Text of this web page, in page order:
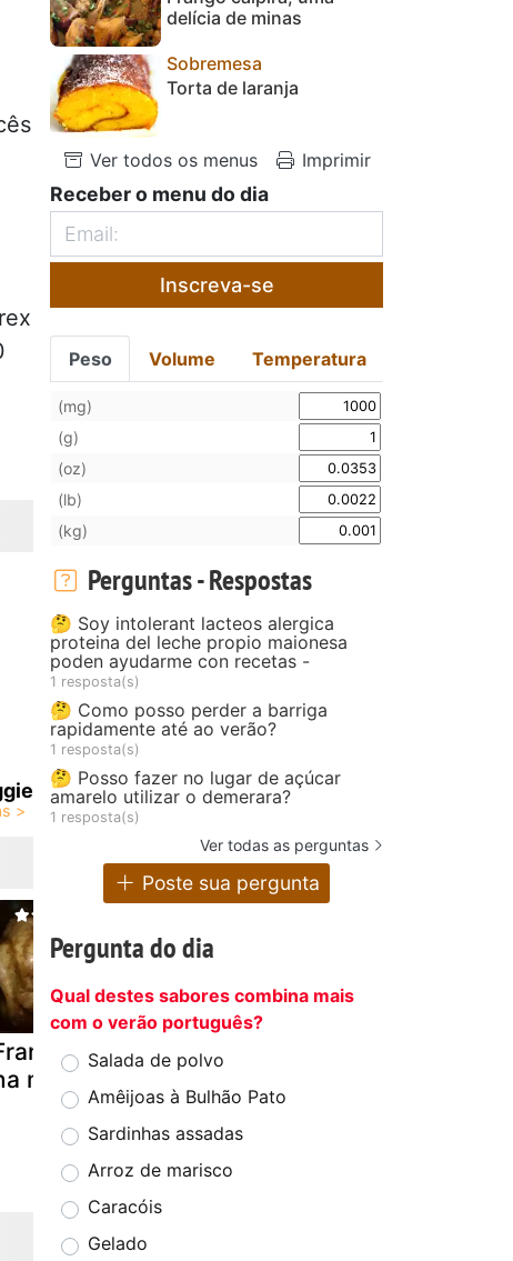
assado
mfp
Lasanha de
atum)
delícia de minas
Sobremesa
Torta de laranja
Ver todos os menus Imprimir
Receber o menu do dia
Inscreva-se
Peso Volume Temperatura
(mg)
(g)
(oz)
(lb)
(kg)
Perguntas - Respostas
🤔 Soy intolerant lacteos alergica
proteina del leche propio maionesa
poden ayudarme con recetas -
1 resposta(s)
🤔 Como posso perder a barriga
rapidamente até ao verão?
1 resposta(s)
🤔 Posso fazer no lugar de açúcar
amarelo utilizar o demerara?
1 resposta(s)
Ver todas as perguntas
Poste sua pergunta
Pergunta do dia
Qual destes sabores combina mais
com o verão português?
Salada de polvo
Amêijoas à Bulhão Pato
Sardinhas assadas
Arroz de marisco
Caracóis
Gelado